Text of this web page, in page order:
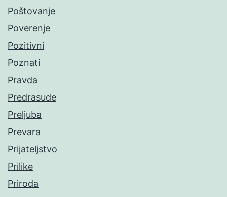
Poštovanje
Poverenje
Pozitivni
Poznati
Pravda
Predrasude
Preljuba
Prevara
Prijateljstvo
Prilike
Priroda